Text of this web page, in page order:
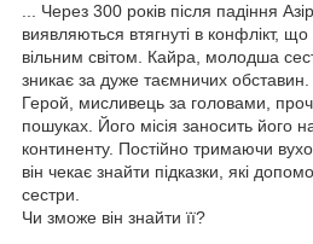
... Через 300 років після падіння
виявляються втягнуті в конфлікт,
вільним світом. Кайра, молодша
зникає за дуже таємничих обставин.
Герой, мисливець за головами,
пошуках. Його місія заносить його
континенту. Постійно тримаючи
він чекає знайти підказки, які
сестри.
Чи зможе він знайти її?